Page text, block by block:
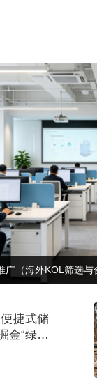
广（海外KOL筛选与
捷式储
金“绿色